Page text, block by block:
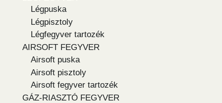
Légpuska
Légpisztoly
Légfegyver tartozék
AIRSOFT FEGYVER
Airsoft puska
Airsoft pisztoly
Airsoft fegyver tartozék
GÁZ-RIASZTÓ FEGYVER